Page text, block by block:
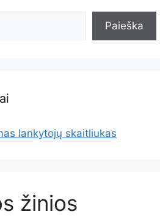
Paieška
žinios